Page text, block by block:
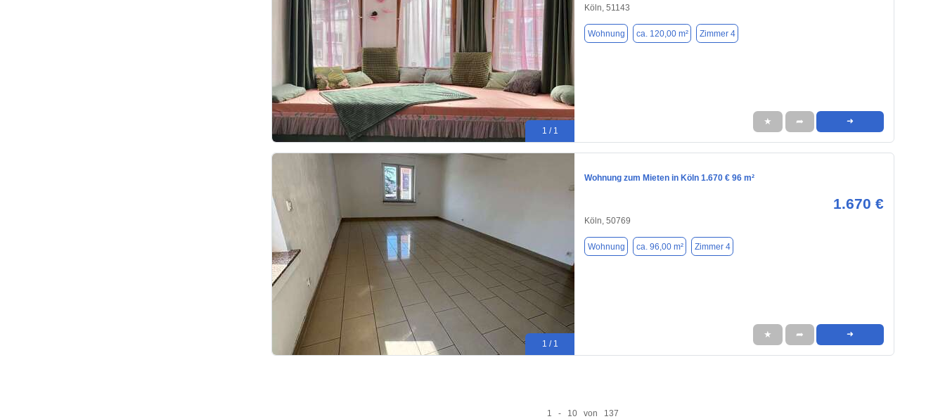
1 / 1
Köln, 51143
Wohnung ca. 120,00 m² Zimmer 4
★ ➦ ➜
1 / 1
Wohnung zum Mieten in Köln 1.670 € 96 m²
1.670 €
Köln, 50769
Wohnung ca. 96,00 m² Zimmer 4
★ ➦ ➜
1 - 10 von 137